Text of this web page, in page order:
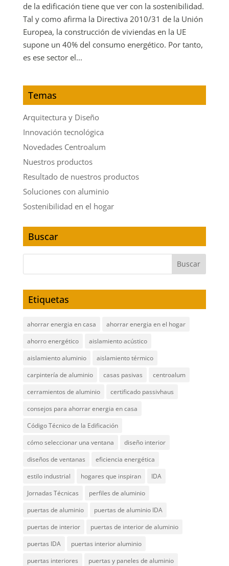
de la edificación tiene que ver con la sostenibilidad.
Tal y como afirma la Directiva 2010/31 de la Unión
Europea, la construcción de viviendas en la UE
supone un 40% del consumo energético. Por tanto,
es ese sector el...
Temas
Arquitectura y Diseño
Innovación tecnológica
Novedades Centroalum
Nuestros productos
Resultado de nuestros productos
Soluciones con aluminio
Sostenibilidad en el hogar
Buscar
Etiquetas
ahorrar energia en casa
ahorrar energia en el hogar
ahorro energético
aislamiento acústico
aislamiento aluminio
aislamiento térmico
carpintería de aluminio
casas pasivas
centroalum
cerramientos de aluminio
certificado passivhaus
consejos para ahorrar energia en casa
Código Técnico de la Edificación
cómo seleccionar una ventana
diseño interior
diseños de ventanas
eficiencia energética
estilo industrial
hogares que inspiran
IDA
Jornadas Técnicas
perfiles de aluminio
puertas de aluminio
puertas de aluminio IDA
puertas de interior
puertas de interior de aluminio
puertas IDA
puertas interior aluminio
puertas interiores
puertas y paneles de aluminio